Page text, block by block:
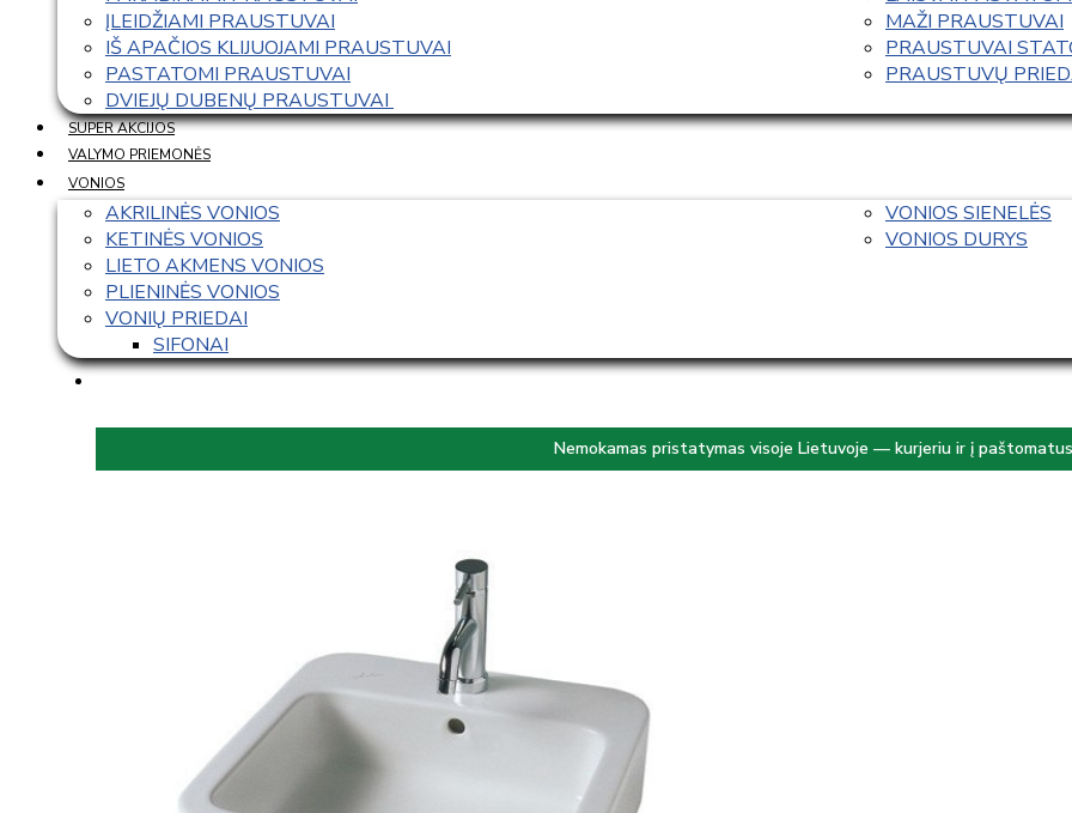
ĮLEIDŽIAMI PRAUSTUVAI
IŠ APAČIOS KLIJUOJAMI PRAUSTUVAI
PASTATOMI PRAUSTUVAI
DVIEJŲ DUBENŲ PRAUSTUVAI
MAŽI PRAUSTUVAI
PRAUSTUVAI
PRAUSTUVŲ
SUPER AKCIJOS
VALYMO PRIEMONĖS
VONIOS
AKRILINĖS VONIOS
KETINĖS VONIOS
LIETO AKMENS VONIOS
PLIENINĖS VONIOS
VONIŲ PRIEDAI
SIFONAI
VONIOS SIENELĖS
VONIOS DURYS
Nemokamas pristatymas visoje Lietuvoje — kurjeriu ir į paštomatus